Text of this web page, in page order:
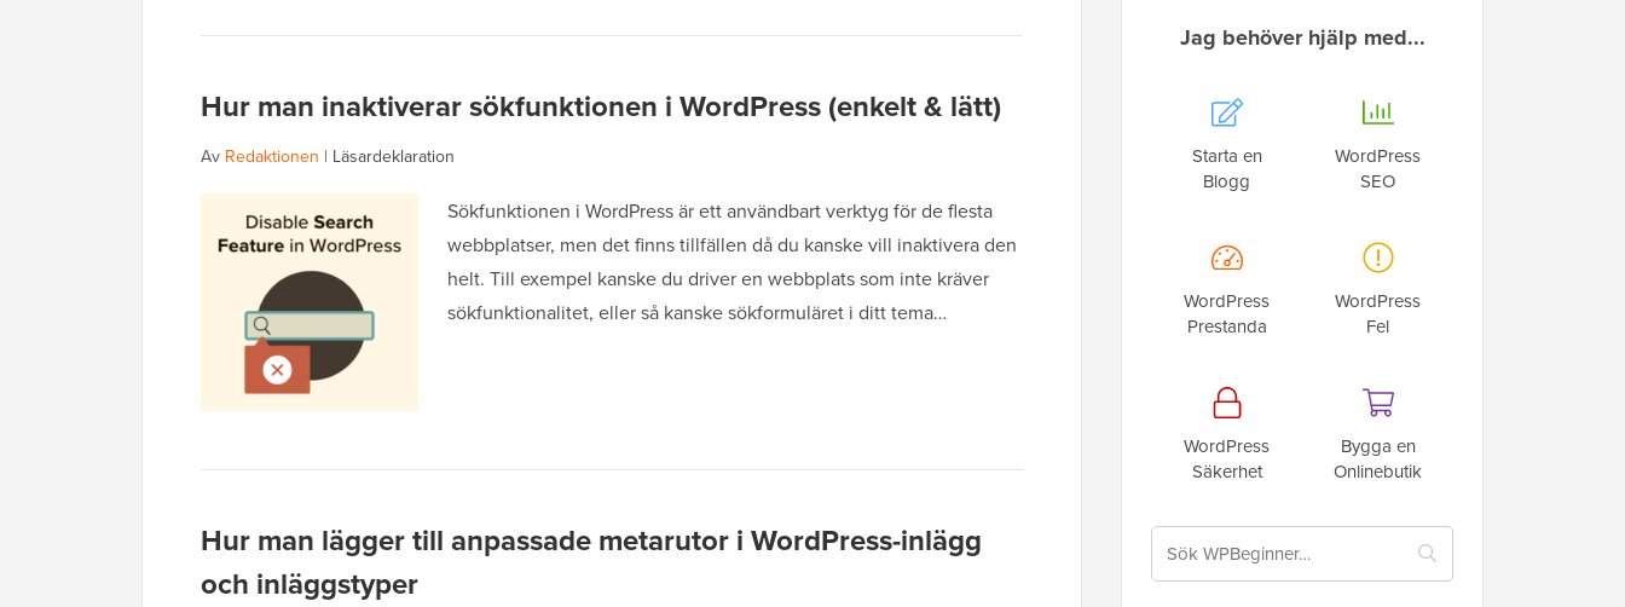
Hur man inaktiverar sökfunktionen i WordPress (enkelt & lätt)
Av Redaktionen | Läsardeklaration
Sökfunktionen i WordPress är ett användbart verktyg för de flesta
webbplatser, men det finns tillfällen då du kanske vill inaktivera den
helt. Till exempel kanske du driver en webbplats som inte kräver
sökfunktionalitet, eller så kanske sökformuläret i ditt tema…
Hur man lägger till anpassade metarutor i WordPress-inlägg
och inläggstyper
Jag behöver hjälp med...
Starta en
Blogg
WordPress
SEO
WordPress
Prestanda
WordPress
Fel
WordPress
Säkerhet
Bygga en
Onlinebutik